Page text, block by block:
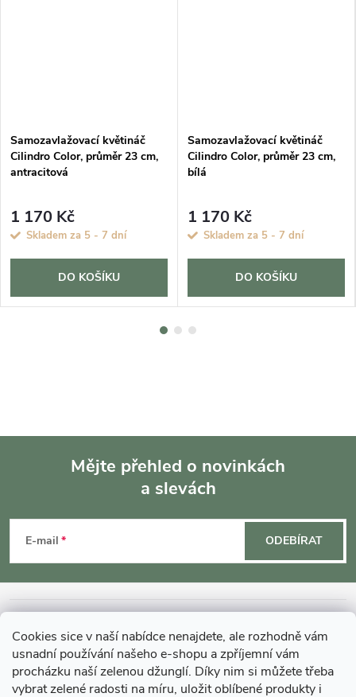
Cookies sice v naší nabídce nenajdete, ale rozhodně vám
usnadní používání našeho e-shopu a zpříjemní vám
procházku naší zelenou džunglí. Díky nim si můžete třeba
vybrat zelené radosti na míru, uložit oblíbené produkty i
Samozavlažovací květináč
Cilindro Color, průměr 23 cm,
antracitová
1 170 Kč
Skladem za 5 - 7 dní
DO KOŠÍKU
Samozavlažovací květináč
Cilindro Color, průměr 23 cm,
bílá
1 170 Kč
Skladem za 5 - 7 dní
DO KOŠÍKU
p
a
Mějte přehled o novinkách
a slevách
E-mail ODEBÍRAT
MOHLO BY VÁS ZAJÍMAT